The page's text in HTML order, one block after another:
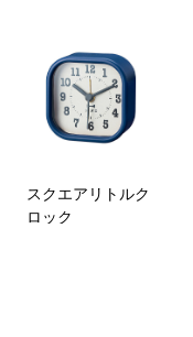
スクエアリトルク
ロック